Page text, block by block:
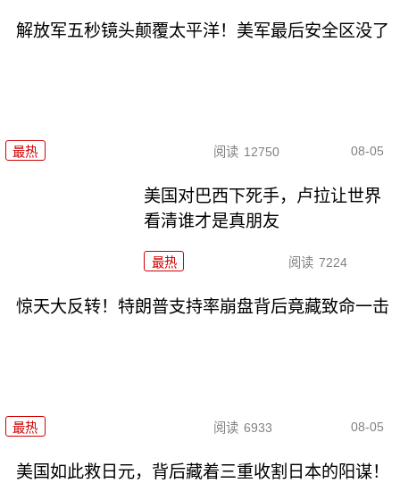
解放军五秒镜头颠覆太平洋！美军最后安全区没了
最热 阅读 12750 08-05
美国对巴西下死手，卢拉让世界
看清谁才是真朋友
最热 阅读 7224
惊天大反转！特朗普支持率崩盘背后竟藏致命一击
最热 阅读 6933 08-05
美国如此救日元，背后藏着三重收割日本的阳谋！